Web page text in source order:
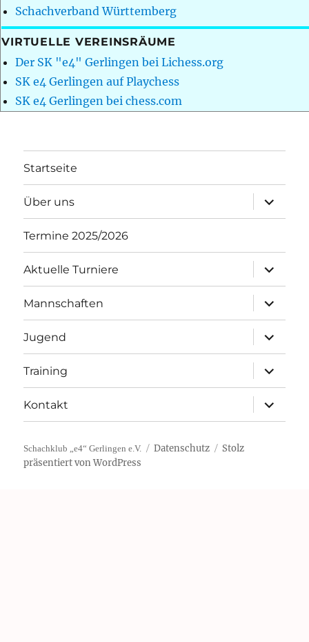
Schachverband Württemberg
VIRTUELLE VEREINSRÄUME
Der SK "e4" Gerlingen bei Lichess.org
SK e4 Gerlingen auf Playchess
SK e4 Gerlingen bei chess.com
Startseite
Über uns
öffnen
Termine 2025/2026
Aktuelle Turniere
öffnen
Mannschaften
öffnen
Jugend
öffnen
Training
öffnen
Kontakt
öffnen
Schachklub „e4“ Gerlingen e.V. Datenschutz
Stolz
präsentiert von WordPress